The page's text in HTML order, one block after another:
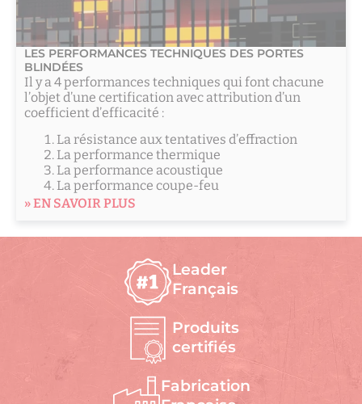
LES PERFORMANCES TECHNIQUES DES PORTES
BLINDÉES
Il y a 4 performances techniques qui font chacune
l’objet d’une certification avec attribution d’un
coefficient d’efficacité :
La résistance aux tentatives d’effraction
La performance thermique
La performance acoustique
La performance coupe-feu
» EN SAVOIR PLUS
Leader
Français
Produits
certifiés
Fabrication